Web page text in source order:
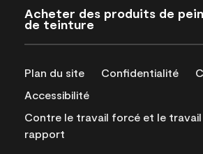
Acheter des produits de
de teinture
Plan du site Confidentialité
Accessibilité
Contre le travail forcé et le
rapport